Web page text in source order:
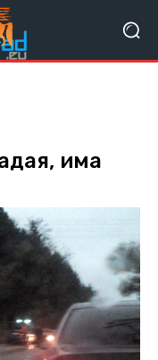
има